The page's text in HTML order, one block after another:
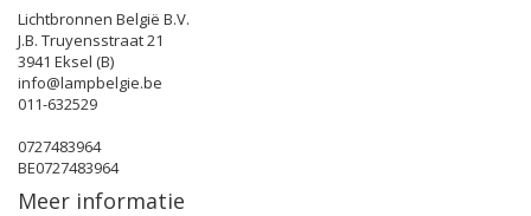
Lichtbronnen België B.V.
J.B. Truyensstraat 21
3941 Eksel (B)
info@lampbelgie.be
011-632529
0727483964
BE0727483964
Meer informatie